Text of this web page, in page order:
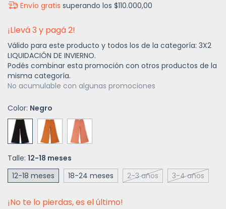
Envío gratis superando los$110.000,00
¡Llevá 3 y pagá 2!
Válido para este producto y todos los de la categoría: 3X2
LIQUIDACIÓN DE INVIERNO.
Podés combinar esta promoción con otros productos de la
misma categoría.
No acumulable con algunas promociones
Color: Negro
Talle: 12-18 meses
12-18 meses
18-24 meses 2-3 años 3-4 años
¡No te lo pierdas, es el último!